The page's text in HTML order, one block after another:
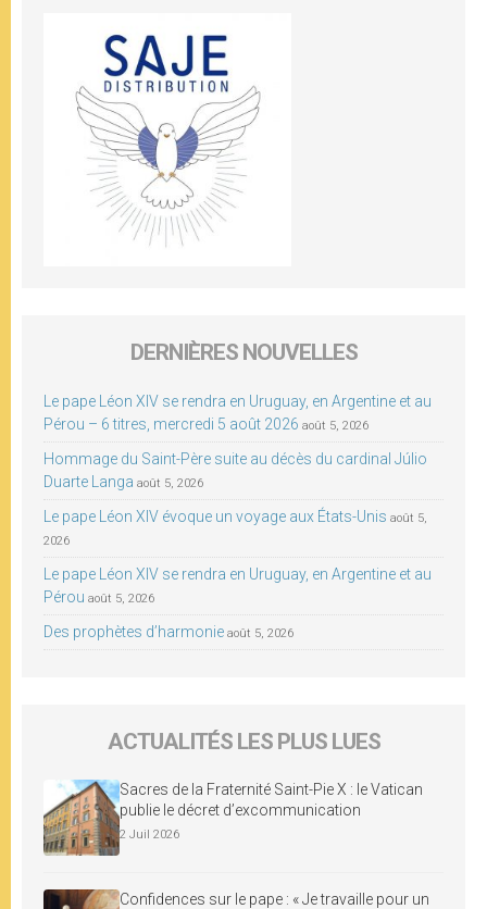
DERNIÈRES NOUVELLES
Le pape Léon XIV se rendra en Uruguay, en Argentine et au
Pérou – 6 titres, mercredi 5 août 2026 août 5, 2026
Hommage du Saint-Père suite au décès du cardinal Júlio
Duarte Langa août 5, 2026
Le pape Léon XIV évoque un voyage aux États-Unis août 5,
2026
Le pape Léon XIV se rendra en Uruguay, en Argentine et au
Pérou août 5, 2026
Des prophètes d’harmonie août 5, 2026
ACTUALITÉS LES PLUS LUES
Sacres de la Fraternité Saint-Pie X : le Vatican
publie le décret d’excommunication
2 Juil 2026
Confidences sur le pape : « Je travaille pour un